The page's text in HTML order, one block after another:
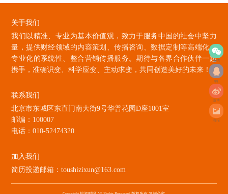
微信
qq
微博
海报
关于我们
我们以精准、专业为基本价值观，致力于服务中国的社会中坚力
量，提供财经领域的内容策划、传播咨询、数据定制等高端化、
专业化的系统性、整合营销传播服务。期待与各界合作伙伴一起
携手，准确识变、科学应变、主动求变，共同创造美好的未来！
联系我们
北京市东城区东直门南大街9号华普花园D座1001室
邮编：100007
电话：010-52474320
加入我们
简历投递邮箱：toushizixun@163.com